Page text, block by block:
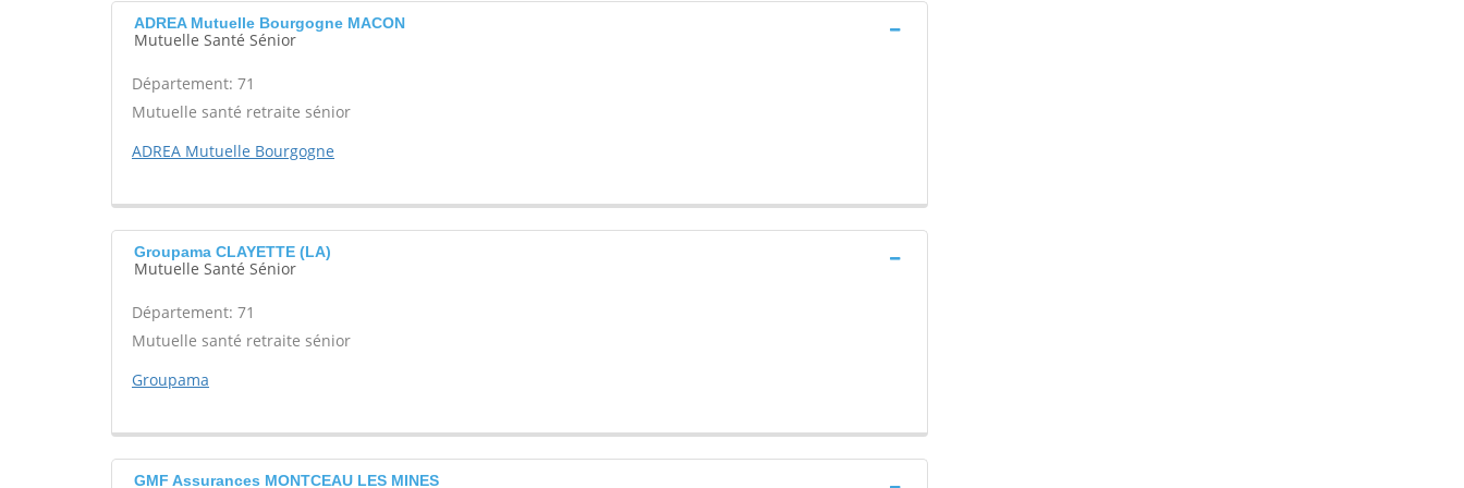
ADREA Mutuelle Bourgogne MACON
Mutuelle Santé Sénior
Département: 71
Mutuelle santé retraite sénior
ADREA Mutuelle Bourgogne
Groupama CLAYETTE (LA)
Mutuelle Santé Sénior
Département: 71
Mutuelle santé retraite sénior
Groupama
GMF Assurances MONTCEAU LES MINES